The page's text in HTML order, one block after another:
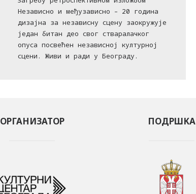
Независно и међузависно – 20 година
дизајна за независну сцену заокружује
један битан део свог стваралачког
опуса посвећен независној културној
сцени. Живи и ради у Београду.
ОРГАНИЗАТОР ПОДРШКА